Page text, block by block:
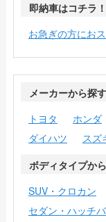
即納車はコチラ！
お急ぎの方にお
メーカーから探す
トヨタ
ホンダ
ダイハツ
スズ
ボディタイプか
SUV・クロカン
セダン・ハッチ